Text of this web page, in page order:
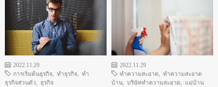
2022.11.29
การเริ่มต้นธุรกิจ
ทำธุรกิจ
ทำ
ธุรกิจส่วนตัว
ธุรกิจ
2022.11.29
ทำความสะอาด
ทำความสะอาด
บ้าน
บริษัททำความสะอาด แม่บ้าน